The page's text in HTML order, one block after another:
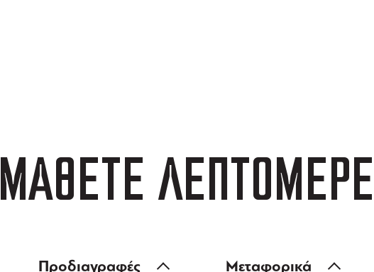
ΜΑΘΕΤΕ
Προδιαγραφές Μεταφορικά